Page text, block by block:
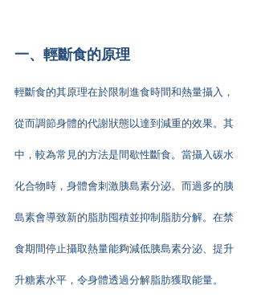
一、輕斷食的原理
輕斷食的其原理在於限制進食時間和熱量攝入，
從而調節身體的代謝狀態以達到減重的效果。其
中，較為常見的方法是間歇性斷食。當攝入碳水
化合物時，身體會刺激胰島素分泌。而過多的胰
島素會導致新的脂肪囤積並抑制脂肪分解。在禁
食期間停止攝取熱量能夠減低胰島素分泌、提升
升糖素水平，令身體透過分解脂肪獲取能量。